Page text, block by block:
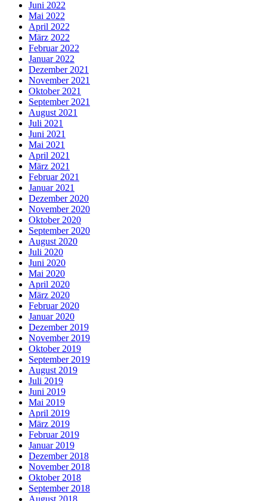
Juni 2022
Mai 2022
April 2022
März 2022
Februar 2022
Januar 2022
Dezember 2021
November 2021
Oktober 2021
September 2021
August 2021
Juli 2021
Juni 2021
Mai 2021
April 2021
März 2021
Februar 2021
Januar 2021
Dezember 2020
November 2020
Oktober 2020
September 2020
August 2020
Juli 2020
Juni 2020
Mai 2020
April 2020
März 2020
Februar 2020
Januar 2020
Dezember 2019
November 2019
Oktober 2019
September 2019
August 2019
Juli 2019
Juni 2019
Mai 2019
April 2019
März 2019
Februar 2019
Januar 2019
Dezember 2018
November 2018
Oktober 2018
September 2018
August 2018